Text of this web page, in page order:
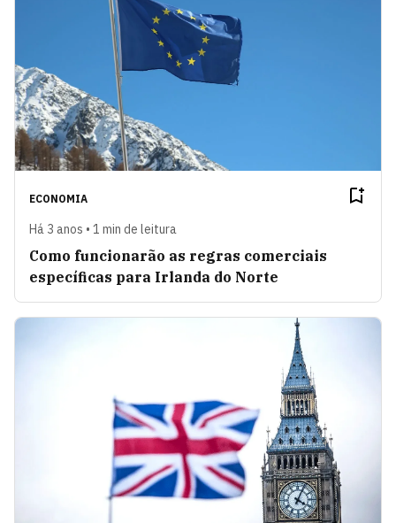
ECONOMIA
Há 3 anos • 1 min de leitura
Como funcionarão as regras comerciais
específicas para Irlanda do Norte